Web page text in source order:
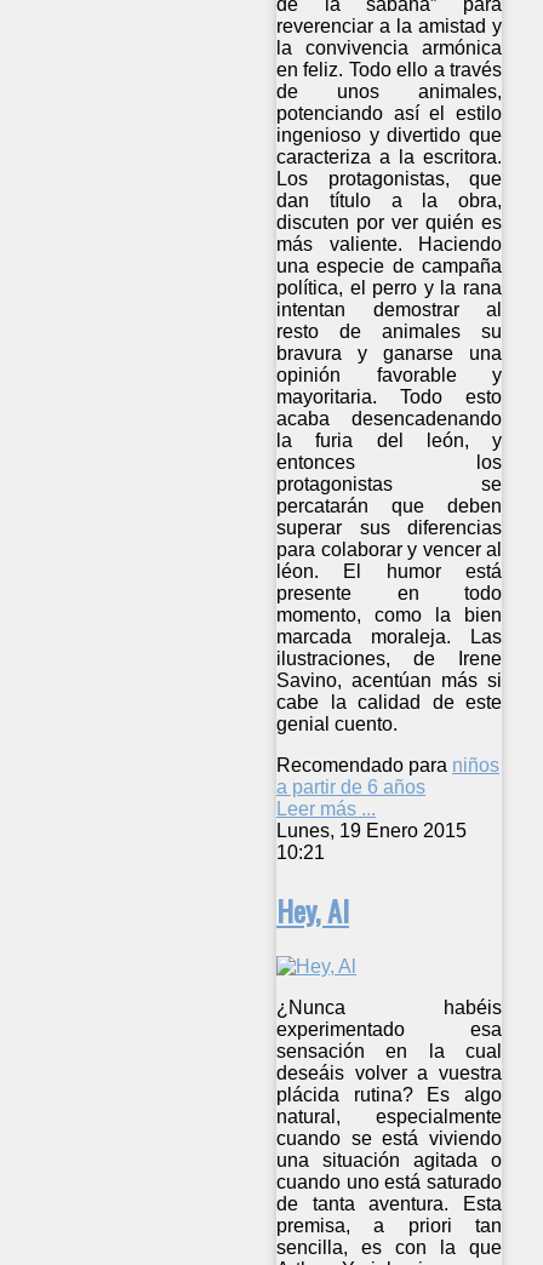
de la sabana” para
reverenciar a la amistad y
la convivencia armónica
en feliz. Todo ello a través
de unos animales,
potenciando así el estilo
ingenioso y divertido que
caracteriza a la escritora.
Los protagonistas, que
dan título a la obra,
discuten por ver quién es
más valiente. Haciendo
una especie de campaña
política, el perro y la rana
intentan demostrar al
resto de animales su
bravura y ganarse una
opinión favorable y
mayoritaria. Todo esto
acaba desencadenando
la furia del león, y
entonces los
protagonistas se
percatarán que deben
superar sus diferencias
para colaborar y vencer al
léon. El humor está
presente en todo
momento, como la bien
marcada moraleja. Las
ilustraciones, de Irene
Savino, acentúan más si
cabe la calidad de este
genial cuento.
Recomendado para niños
a partir de 6 años
Leer más ...
Lunes, 19 Enero 2015
10:21
Hey, Al
¿Nunca habéis
experimentado esa
sensación en la cual
deseáis volver a vuestra
plácida rutina? Es algo
natural, especialmente
cuando se está viviendo
una situación agitada o
cuando uno está saturado
de tanta aventura. Esta
premisa, a priori tan
sencilla, es con la que